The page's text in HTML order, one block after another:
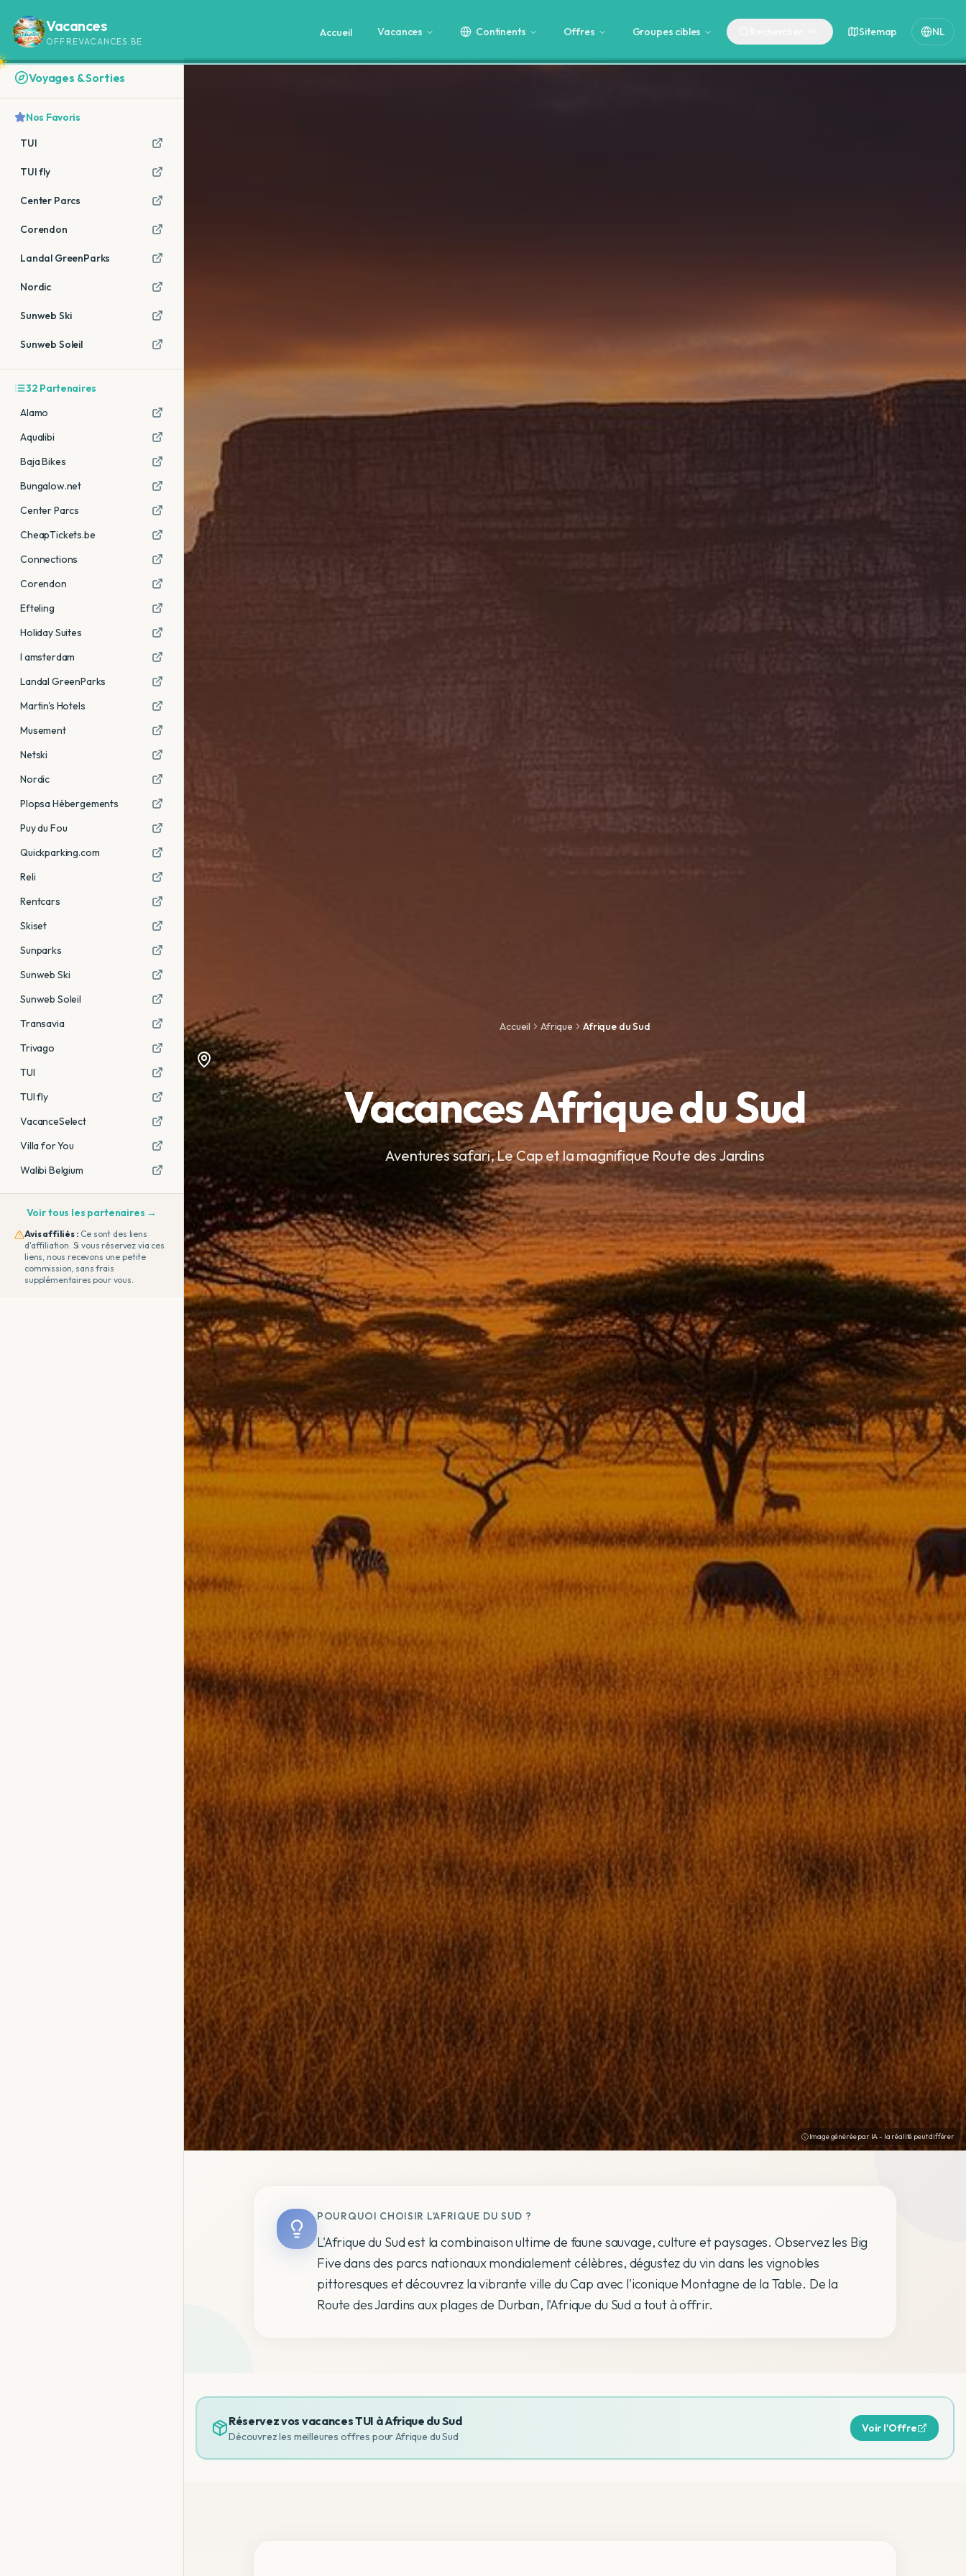
Vacances
OFFREVACANCES.BE
Accueil Vacances Continents Offres Groupes cibles Sitemap NL
Image générée par IA - la réalité peut différer
Accueil Afrique Afrique du Sud
Vacances Afrique du Sud
Aventures safari, Le Cap et la magnifique Route des Jardins
POURQUOI CHOISIR L'AFRIQUE DU SUD ?
L'Afrique du Sud est la combinaison ultime de faune sauvage, culture et paysages. Observez les Big
Five dans des parcs nationaux mondialement célèbres, dégustez du vin dans les vignobles
pittoresques et découvrez la vibrante ville du Cap avec l'iconique Montagne de la Table. De la
Route des Jardins aux plages de Durban, l'Afrique du Sud a tout à offrir.
Réservez vos vacances TUI àAfrique du Sud
Découvrez les meilleures offres pourAfrique du Sud
Voir l'Offre
Voyages & Sorties
Nos Favoris
TUI
TUI fly
Center Parcs
Corendon
Landal GreenParks
Nordic
Sunweb Ski
Sunweb Soleil
32 Partenaires
Alamo
Aqualibi
Baja Bikes
Bungalow.net
Center Parcs
CheapTickets.be
Connections
Corendon
Efteling
Holiday Suites
I amsterdam
Landal GreenParks
Martin's Hotels
Musement
Netski
Nordic
Plopsa Hébergements
Puy du Fou
Quickparking.com
Reli
Rentcars
Skiset
Sunparks
Sunweb Ski
Sunweb Soleil
Transavia
Trivago
TUI
TUI fly
VacanceSelect
Villa for You
Walibi Belgium
Voir tous les partenaires →
Avis affiliés : Ce sont des liens
d'affiliation. Si vous réservez via ces
liens, nous recevons une petite
commission, sans frais
supplémentaires pour vous.